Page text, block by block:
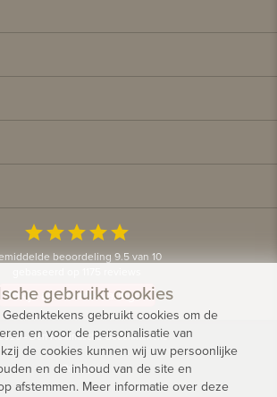
starstarstarstarstar
beoordeling 9.5 van 10
Bekijk alle klantervaringen
- Den Hollandsche Gedenktekens
Privacy
gebruikt cookies
gebruikt cookies om de
en voor de personalisatie van
de cookies kunnen wij uw persoonlijke
en de inhoud van de site en
afstemmen. Meer informatie over deze